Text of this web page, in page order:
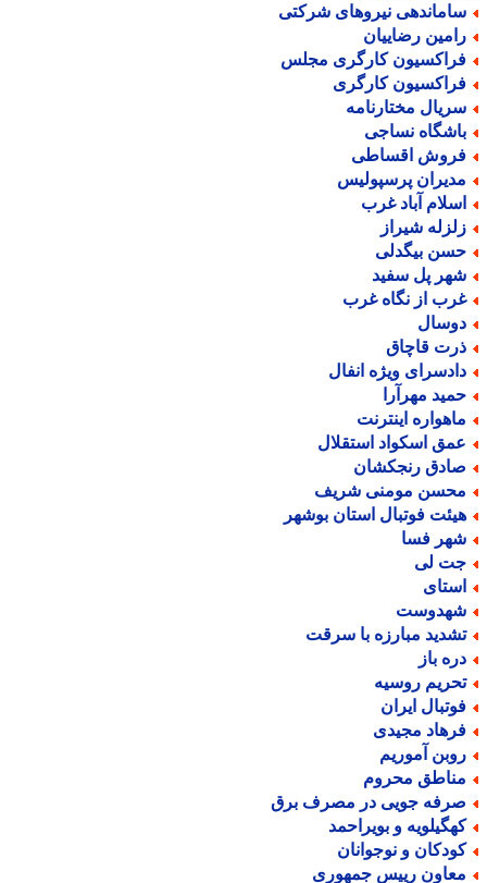
نیروهای شرکتی
رضاییان
کارگری مجلس
کارگری
مختارنامه
نساجی
اقساطی
پرسپولیس
آباد غرب
شیراز
بیگدلی
پل سفید
از نگاه غرب
قاچاق
ویژه انفال
مهرآرا
اینترنت
اسکواد استقلال
رنجکشان
مومنی شریف
فوتبال استان بوشهر
فسا
لی
مبارزه با سرقت
باز
روسیه
ایران
مجیدی
آموریم
محروم
جویی در مصرف برق
و بویراحمد
و نوجوانان
رییس جمهوری